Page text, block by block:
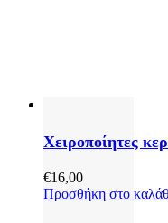
Χειροποίητες
€16,00
Προσθήκη στο